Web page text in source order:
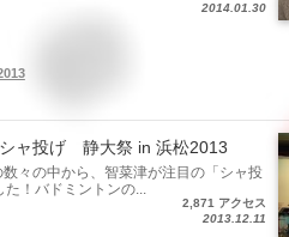
2014.01.30
ャ投げ 静大祭 in 浜松2013
々の中から、智菜津が注目の「シャ投
！バドミントンの...
2,871 アクセス
2013.12.11